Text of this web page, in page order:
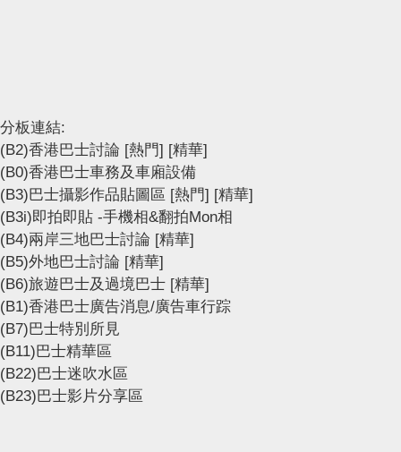
分板連結:
(B2)香港巴士討論 [熱門] [精華]
(B0)香港巴士車務及車廂設備
(B3)巴士攝影作品貼圖區 [熱門] [精華]
(B3i)即拍即貼 -手機相&翻拍Mon相
(B4)兩岸三地巴士討論 [精華]
(B5)外地巴士討論 [精華]
(B6)旅遊巴士及過境巴士 [精華]
(B1)香港巴士廣告消息/廣告車行踪
(B7)巴士特別所見
(B11)巴士精華區
(B22)巴士迷吹水區
(B23)巴士影片分享區